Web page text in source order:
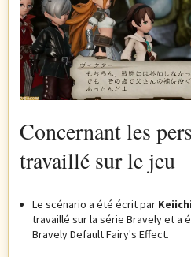
Concernant les
travaillé sur le jeu
Le scénario a été écrit par
travaillé sur la série Bravely et a
Bravely Default Fairy's Effect.